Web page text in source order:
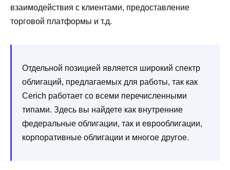
взаимодействия с клиентами, предоставление
торговой платформы и т.д.
Отдельной позицией является широкий спектр
облигаций, предлагаемых для работы, так как
Cerich работает со всеми перечисленными
типами. Здесь вы найдете как внутренние
федеральные облигации, так и еврооблигации,
корпоративные облигации и многое другое.